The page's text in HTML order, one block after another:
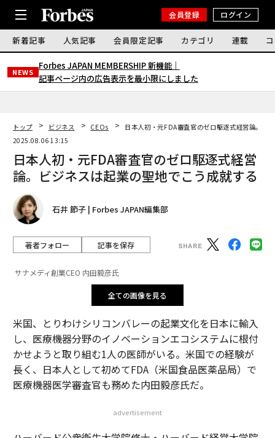
会員登録 ログイン
新着記事 人気記事 会員限定記事 カテゴリ 連載
NEWS
Forbes JAPAN MEMBERSHIP 新機能｜
記事ページ内の広告表示を最小限にしました
トップ ビジネス CEOs
日本人初・元FDA審査官のゼロ駆逐式経営論。ビ
2025.08.06 13:15
日本人初・元FDA審査官のゼロ駆逐式経営
論。ビジネスは起業の聖地でこう成就する
石井 節子 | Forbes JAPAN編集部
著者フォロー 記事を保存
サナメディ創業CEO 内田毅彦氏
全ての画像を見る
米国、とりわけシリコンバレーの起業文化を日本に輸入
し、医療機器分野のイノベーションエコシステムに根付
かせようと取り組む1人の医師がいる。米国での経験が
長く、日本人として初めてFDA（米国食品医薬品局）で
医療機器医学審査官も務めた内田毅彦氏だ。
advertisement